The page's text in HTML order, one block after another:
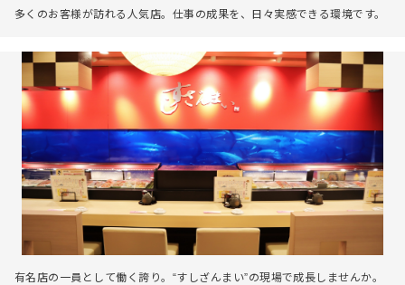
多くのお客様が訪れる人気店。仕事の成果を、日々実感できる環境です。
有名店の一員として働く誇り。“すしざんまい”の現場で成長しませんか。